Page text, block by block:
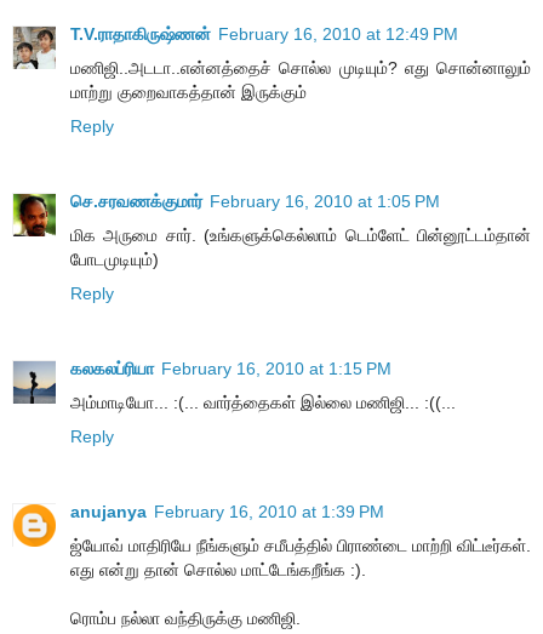
T.V.ராதாகிருஷ்ணன் February 16, 2010 at 12:49 PM
மணிஜி..அடடா..என்னத்தைச் சொல்ல முடியும்? எது சொன்னாலும்
மாற்று குறைவாகத்தான் இருக்கும்
Reply
செ.சரவணக்குமார் February 16, 2010 at 1:05 PM
மிக அருமை சார். (உங்களுக்கெல்லாம் டெம்ளேட் பின்னூட்டம்தான்
போடமுடியும்)
Reply
கலகலப்ரியா February 16, 2010 at 1:15 PM
அம்மாடியோ... :(... வார்த்தைகள் இல்லை மணிஜி... :((...
Reply
anujanya February 16, 2010 at 1:39 PM
ஜ்யோவ் மாதிரியே நீங்களும் சமீபத்தில் பிராண்டை மாற்றி விட்டீர்கள்.
எது என்று தான் சொல்ல மாட்டேங்கறீங்க :).
ரொம்ப நல்லா வந்திருக்கு மணிஜி.